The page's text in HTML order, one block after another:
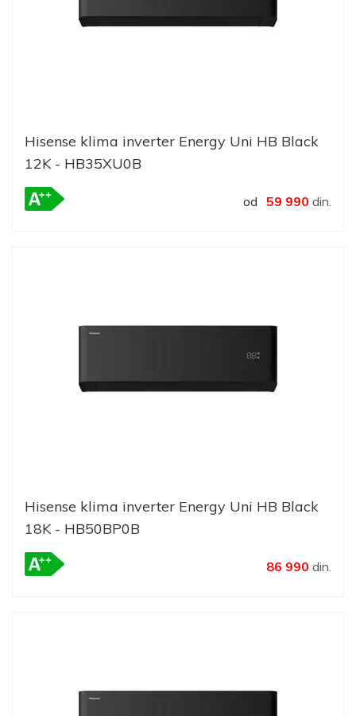
Hisense klima inverter Energy Uni HB Black
12K - HB35XU0B
od 59 990 din.
Hisense klima inverter Energy Uni HB Black
18K - HB50BP0B
86 990 din.